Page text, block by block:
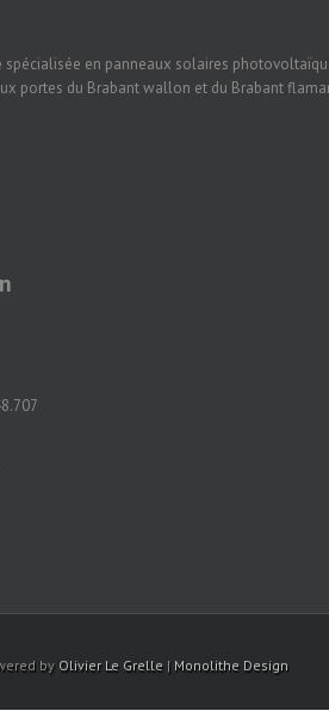
spécialisée en panneaux solaires
portes du Brabant wallon et du Brabant
by Olivier Le Grelle | Monolithe Design